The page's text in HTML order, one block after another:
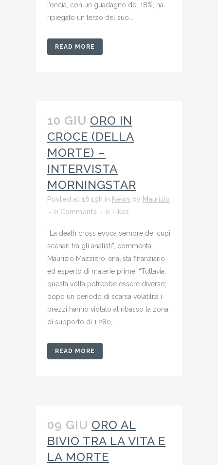
l’oncia, con un guadagno del 18%, ha
ripiegato un terzo del suo...
READ MORE
10 GIU ORO IN
CROCE (DELLA
MORTE) –
INTERVISTA
MORNINGSTAR
Posted at 16:19h in News by Maurizio
0 Comments
0 Likes
“La death cross evoca sempre dei cupi
scenari tra gli analisti”, commenta
Maurizio Mazziero, analista finanziario
ed esperto di materie prime. “Tuttavia,
questa volta potrebbe essere diverso;
dopo un periodo di scarsa volatilità i
prezzi hanno violato al ribasso la zona
di supporto di 1.280,...
READ MORE
09 GIU ORO AL
BIVIO TRA LA VITA E
LA MORTE